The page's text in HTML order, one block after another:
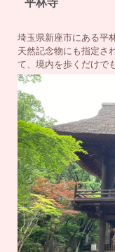
平林寺
埼玉県新座市にある平
天然記念物にも指定さ
て、境内を歩くだけで